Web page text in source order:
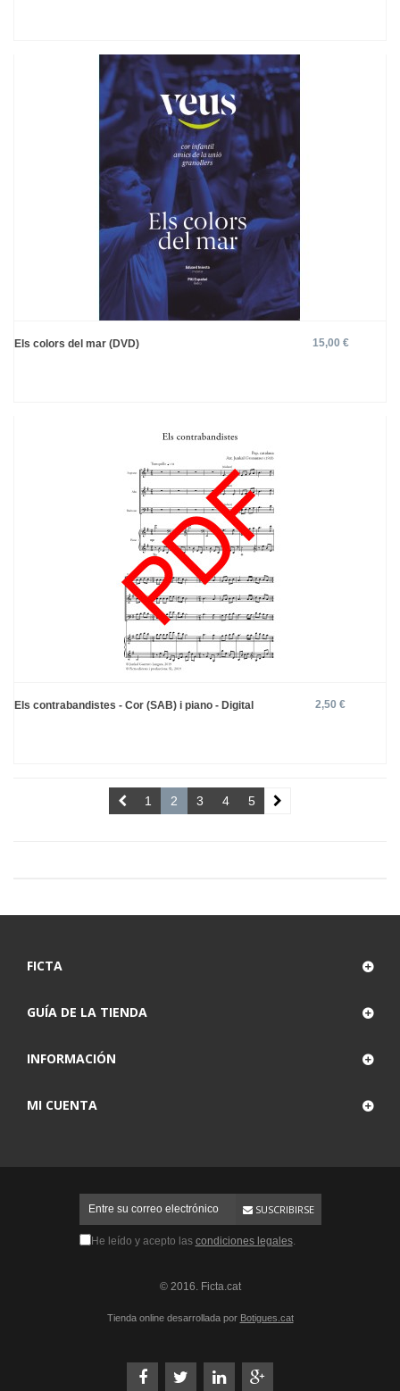
Els colors del mar (DVD) 15,00 €
Els contrabandistes - Cor (SAB) i piano - Digital 2,50 €
1 2 3 4 5
FICTA
GUÍA DE LA TIENDA
INFORMACIÓN
MI CUENTA
SUSCRIBIRSE
He leído y acepto las condiciones legales.
© 2016. Ficta.cat
Tienda online desarrollada por Botigues.cat